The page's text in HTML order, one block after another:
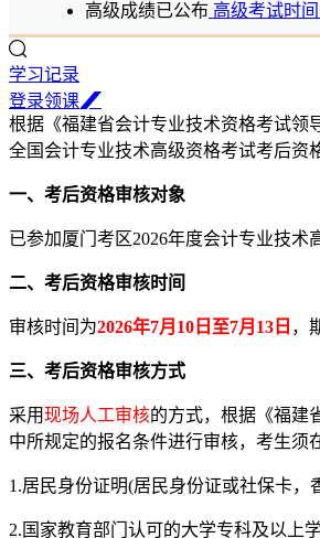
高级成绩已公布 高级考试时间
学习记录
登录领课
根据《福建省会计专业技术资格考试领
全国会计专业技术高级资格考试考后资
一、考后资格审核对象
已参加厦门考区2026年度会计专业技术
二、考后资格审核时间
审核时间为2026年7月10日至7月13日 ，
三、考后资格审核方式
采用现场人工审核的方式，根据《福建
中所规定的报名条件进行审核，考生须
1.居民身份证明(居民身份证或社保卡，
2.国家教育部门认可的大学专科及以上